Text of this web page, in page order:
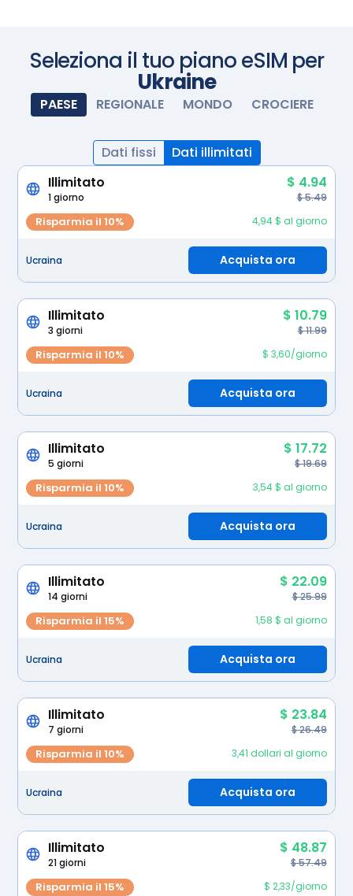
Seleziona il tuo piano eSIM per
Ukraine
PAESE REGIONALE MONDO CROCIERE
Dati fissi
Dati illimitati
Illimitato
$ 4.94
1 giorno $ 5.49
Risparmia il 10% 4,94 $ al giorno
Ucraina Acquista ora
Illimitato $ 10.79
3 giorni $ 11.99
Risparmia il 10% $ 3,60/giorno
Ucraina Acquista ora
Illimitato $ 17.72
5 giorni $ 19.69
Risparmia il 10% 3,54 $ al giorno
Ucraina Acquista ora
Illimitato $ 22.09
14 giorni $ 25.99
Risparmia il 15% 1,58 $ al giorno
Ucraina Acquista ora
Illimitato $ 23.84
7 giorni $ 26.49
Risparmia il 10% 3,41 dollari al giorno
Ucraina Acquista ora
Illimitato $ 48.87
21 giorni $ 57.49
Risparmia il 15% $ 2,33/giorno